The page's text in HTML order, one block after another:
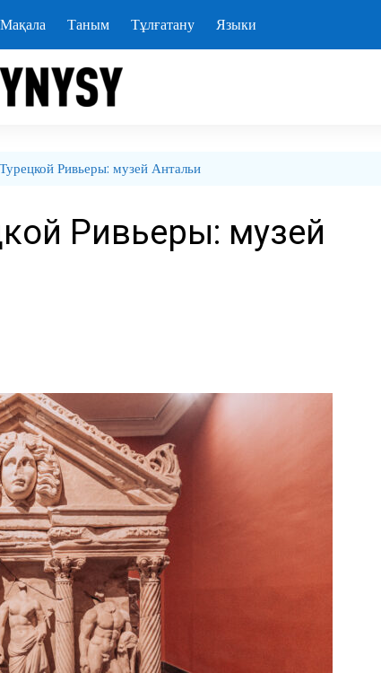
Мақала Таным Тұлғатану Языки
Ривьеры: музей Антальи
Ривьеры: музей